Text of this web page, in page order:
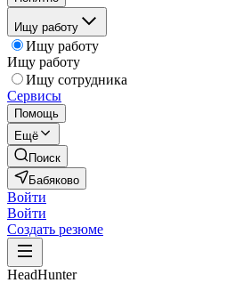
Ищу работу
Ищу работу
Ищу работу
Ищу сотрудника
Сервисы
Помощь
Ещё
Поиск
Бабяково
Войти
Войти
Создать резюме
HeadHunter